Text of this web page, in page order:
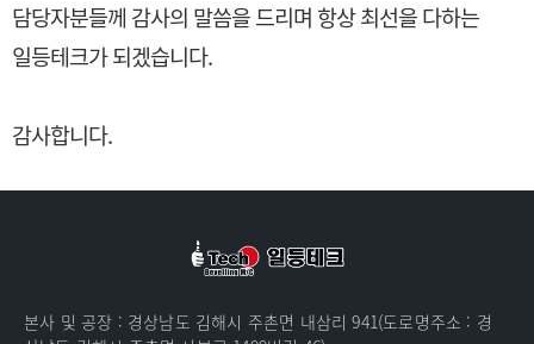
담당자분들께 감사의 말씀을 드리며 항상 최선을 다하는
일등테크가 되겠습니다.
감사합니다.
본사 및 공장 : 경상남도 김해시 주촌면 내삼리 941(도로명주소 : 경